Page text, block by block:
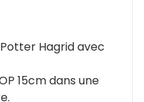
Hagrid avec
15cm dans une